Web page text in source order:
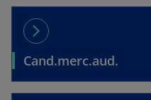
arrow_forward_ios
Cand.merc.aud.